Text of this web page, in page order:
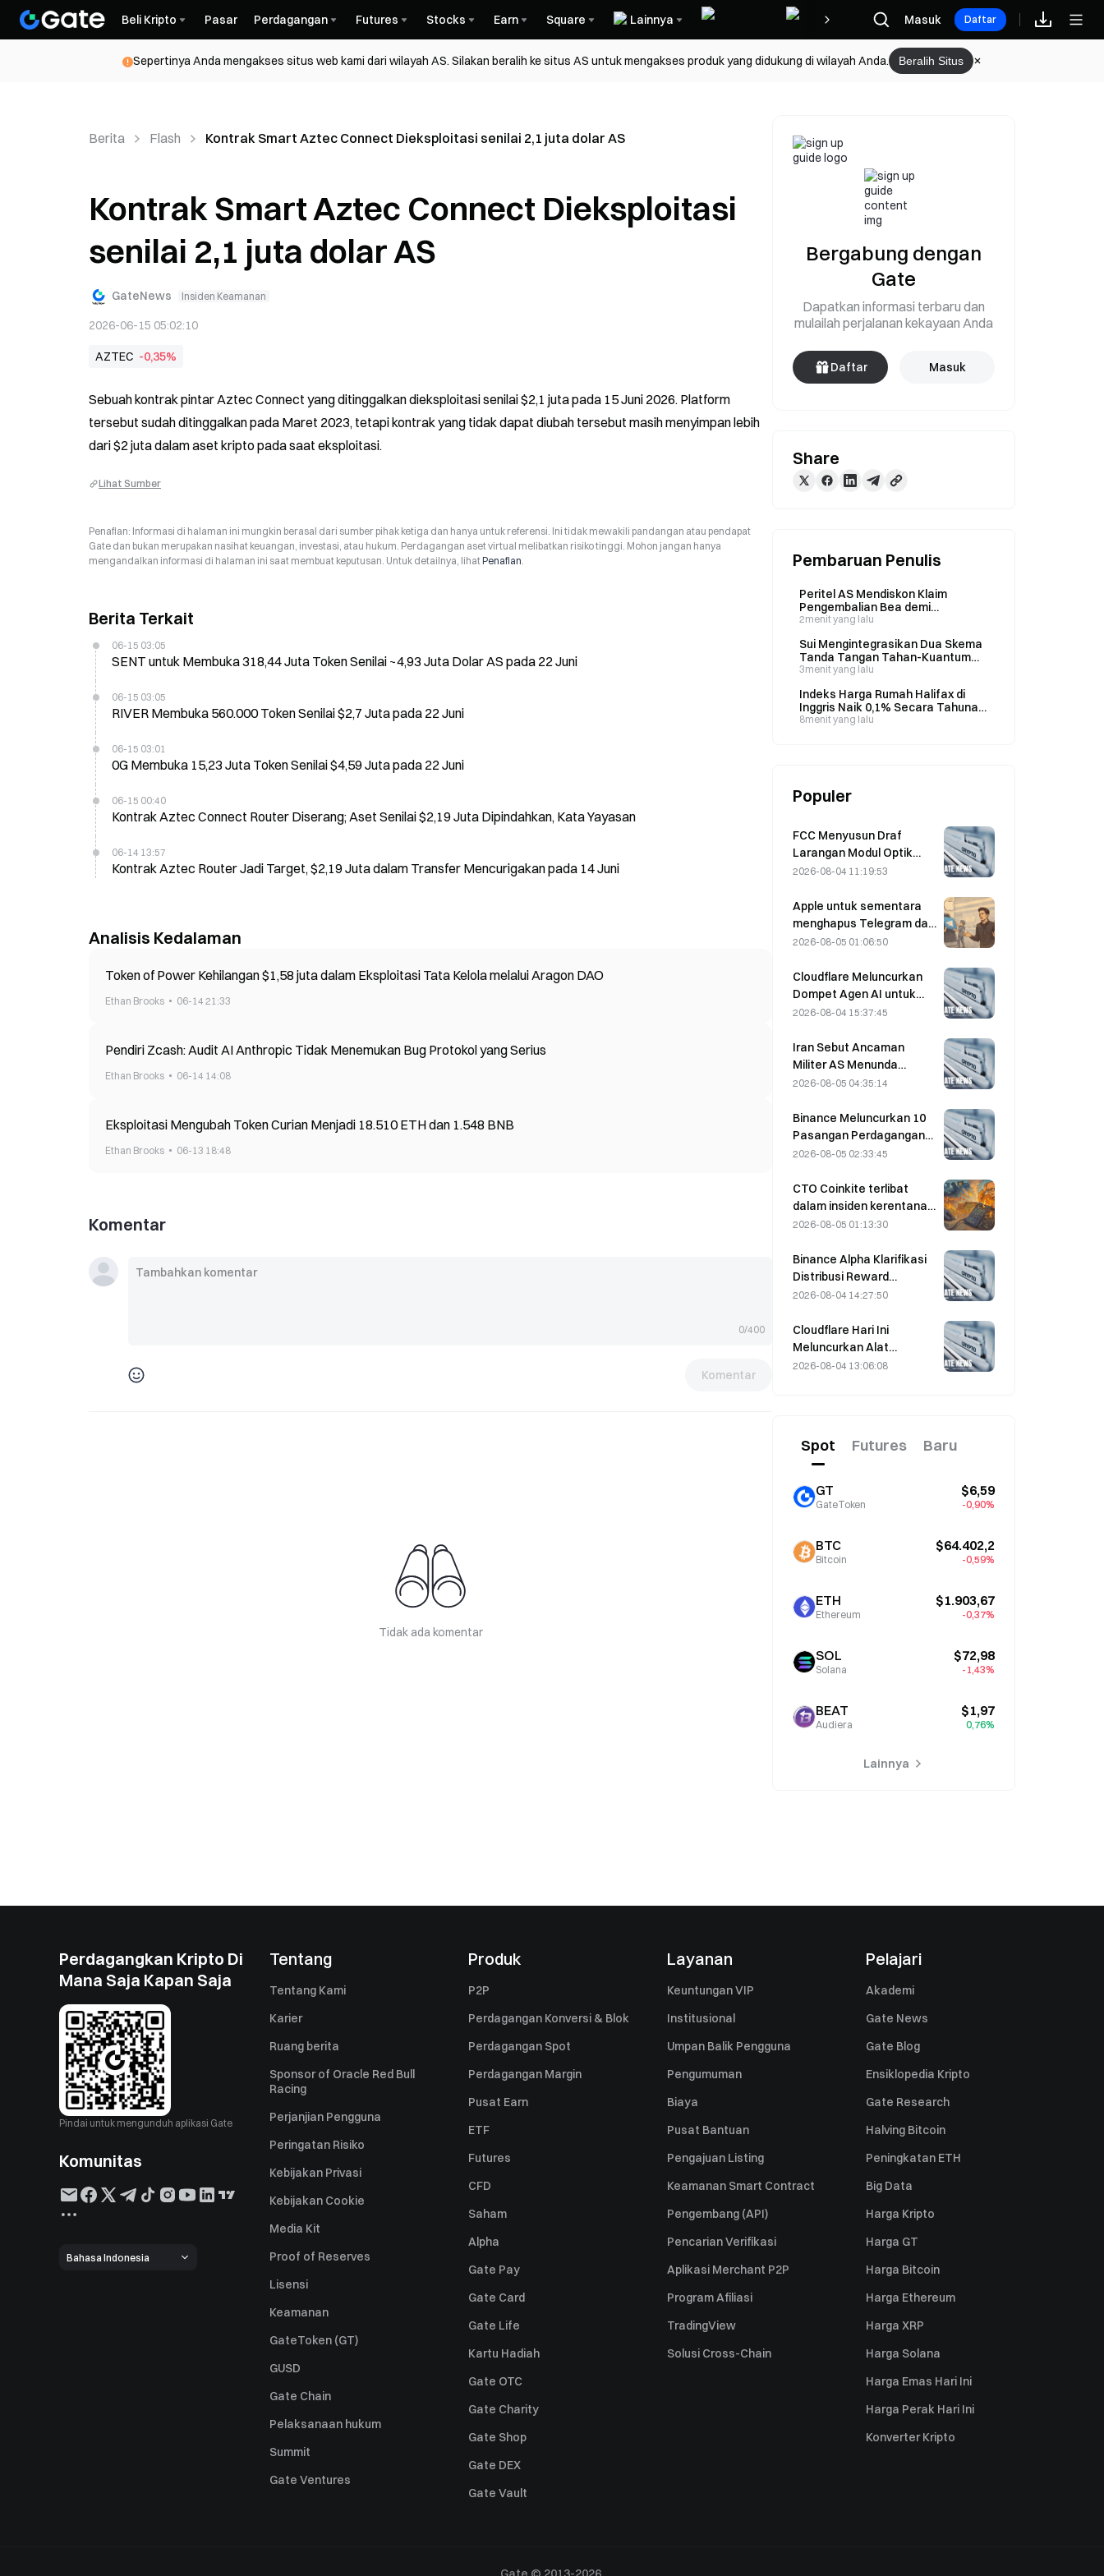
Beli Kripto Pasar Perdagangan Futures Stocks Earn Square Lainnya Hadiah Masuk Daftar
Sepertinya Anda mengakses situs web kami dari wilayah AS. Silakan beralih ke situs AS untuk mengakses produk yang didukung di wilayah Anda. Beralih Situs
Berita Flash Kontrak Smart Aztec Connect Dieksploitasi senilai 2,1 juta dolar AS
Kontrak Smart Aztec Connect Dieksploitasi
senilai 2,1 juta dolar AS
GateNews Insiden Keamanan
2026-06-15 05:02:10
AZTEC -0,35%
Sebuah kontrak pintar Aztec Connect yang ditinggalkan dieksploitasi senilai $2,1 juta pada 15 Juni 2026. Platform
tersebut sudah ditinggalkan pada Maret 2023, tetapi kontrak yang tidak dapat diubah tersebut masih menyimpan lebih
dari $2 juta dalam aset kripto pada saat eksploitasi.
Lihat Sumber
Penafian: Informasi di halaman ini mungkin berasal dari sumber pihak ketiga dan hanya untuk referensi. Ini tidak mewakili pandangan atau pendapat
Gate dan bukan merupakan nasihat keuangan, investasi, atau hukum. Perdagangan aset virtual melibatkan risiko tinggi. Mohon jangan hanya
mengandalkan informasi di halaman ini saat membuat keputusan. Untuk detailnya, lihatPenafian.
Berita Terkait
06-15 03:05
SENT untuk Membuka 318,44 Juta Token Senilai ~4,93 Juta Dolar AS pada 22 Juni
06-15 03:05
RIVER Membuka 560.000 Token Senilai $2,7 Juta pada 22 Juni
06-15 03:01
0G Membuka 15,23 Juta Token Senilai $4,59 Juta pada 22 Juni
06-15 00:40
Kontrak Aztec Connect Router Diserang; Aset Senilai $2,19 Juta Dipindahkan, Kata Yayasan
06-14 13:57
Kontrak Aztec Router Jadi Target, $2,19 Juta dalam Transfer Mencurigakan pada 14 Juni
Analisis Kedalaman
Token of Power Kehilangan $1,58 juta dalam Eksploitasi Tata Kelola melalui Aragon DAO
Ethan Brooks 06-14 21:33
Pendiri Zcash: Audit AI Anthropic Tidak Menemukan Bug Protokol yang Serius
Ethan Brooks 06-14 14:08
Eksploitasi Mengubah Token Curian Menjadi 18.510 ETH dan 1.548 BNB
Ethan Brooks 06-13 18:48
Komentar
0/400
Komentar
Tidak ada komentar
Bergabung dengan
Gate
Dapatkan informasi terbaru dan
mulailah perjalanan kekayaan Anda
Daftar Masuk
Share
Pembaruan Penulis
Peritel AS Mendiskon Klaim
Pengembalian Bea demi
Mendapatkan Uang Tunai Segera;
Senilai US$68,9 Juta Seharga
US$18,6 Juta
2menit yang lalu
Sui Mengintegrasikan Dua Skema
Tanda Tangan Tahan-Kuantum
yang Disetujui NIST
3menit yang lalu
Indeks Harga Rumah Halifax di
Inggris Naik 0,1% Secara Tahunan
pada Juli, di Bawah Prakiraan 0,4%
8menit yang lalu
Populer
FCC Menyusun Draf
Larangan Modul Optik
Pusat Data dari Tiongkok;
Terdampak pada 27%
Pangsa Pasarnya
2026-08-04 11:19:53
Apple untuk sementara
menghapus Telegram dari
platformnya terkait
membantahnya dan
mengatakan bahwa
Telegram mengalami
2026-08-05 01:06:50
Cloudflare Meluncurkan
Dompet Agen AI untuk
Memungkinkan
Otonom pada 4 Agustus
2026-08-04 15:37:45
Iran Sebut Ancaman
Militer AS Menunda
Kesepakatan Terkait
Oman pada 5 Agustus
2026-08-05 04:35:14
Binance Meluncurkan 10
Pasangan Perdagangan
bStocks Hari Ini Pukul
Menawarkan Biaya Maker
Nol
2026-08-05 02:33:45
CTO Coinkite terlibat
dalam insiden kerentanan
Coldcard yang memicu
serangan dan
mengakibatkan kerugian
sebesar US$114 juta.
2026-08-05 01:13:30
Binance Alpha Klarifikasi
Distribusi Reward
MarsCoin: Reward
Pemegang Dompet,
Pengguna CEX
Mendapatkan SPCXB
2026-08-04 14:27:50
Cloudflare Hari Ini
Meluncurkan Alat
Identitas dan Dompet
2026-08-04 13:06:08
Spot Futures Baru
GT
GateToken
$6,59
-0,90%
BTC
Bitcoin
$64.402,2
-0,59%
ETH
Ethereum
$1.903,67
-0,37%
SOL
Solana
$72,98
-1,43%
BEAT
Audiera
$1,97
0,76%
Lainnya
Perdagangkan Kripto Di
Mana Saja Kapan Saja
Pindai untuk mengunduh aplikasi Gate
Komunitas
Bahasa Indonesia
Tentang
Tentang Kami
Karier
Ruang berita
Sponsor of Oracle Red Bull
Racing
Perjanjian Pengguna
Peringatan Risiko
Kebijakan Privasi
Kebijakan Cookie
Media Kit
Proof of Reserves
Lisensi
Keamanan
GateToken (GT)
GUSD
Gate Chain
Pelaksanaan hukum
Summit
Gate Ventures
Produk
P2P
Perdagangan Konversi & Blok
Perdagangan Spot
Perdagangan Margin
Pusat Earn
ETF
Futures
CFD
Saham
Alpha
Gate Pay
Gate Card
Gate Life
Kartu Hadiah
Gate OTC
Gate Charity
Gate Shop
Gate DEX
Gate Vault
Layanan
Keuntungan VIP
Institusional
Umpan Balik Pengguna
Pengumuman
Biaya
Pusat Bantuan
Pengajuan Listing
Keamanan Smart Contract
Pengembang (API)
Pencarian Verifikasi
Aplikasi Merchant P2P
Program Afiliasi
TradingView
Solusi Cross-Chain
Pelajari
Akademi
Gate News
Gate Blog
Ensiklopedia Kripto
Gate Research
Halving Bitcoin
Peningkatan ETH
Big Data
Harga Kripto
Harga GT
Harga Bitcoin
Harga Ethereum
Harga XRP
Harga Solana
Harga Emas Hari Ini
Harga Perak Hari Ini
Konverter Kripto